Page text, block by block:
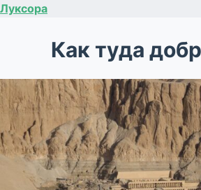
Луксора
Как туда